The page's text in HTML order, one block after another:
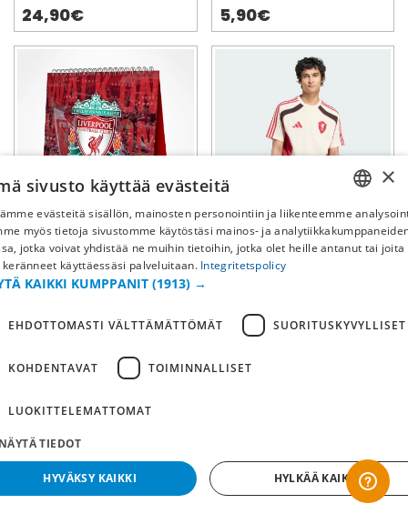
24,90€ 5,90€
Liverpool FC
Pöytäkalenteri 2026
-50%
Liverpool FC
UBS T-paita
(norm. 49,90€)
FI
×
sivusto käyttää evästeitä
evästeitä sisällön, mainosten personointiin ja liikenteemme
myös tietoja sivustomme käytöstäsi mainos- ja
jotka voivat yhdistää ne muihin tietoihin, jotka olet heille antanut tai joita
keränneet käyttäessäsi palveluitaan. Integritetspolicy
KAIKKI KUMPPANIT (1913) →
EHDOTTOMASTI VÄLTTÄMÄTTÖMÄT SUORITUSKYVYLLISET
KOHDENTAVAT TOIMINNALLISET
LUOKITTELEMATTOMAT
TIEDOT
HYVÄKSY KAIKKI HYLKÄÄ KAIKKI